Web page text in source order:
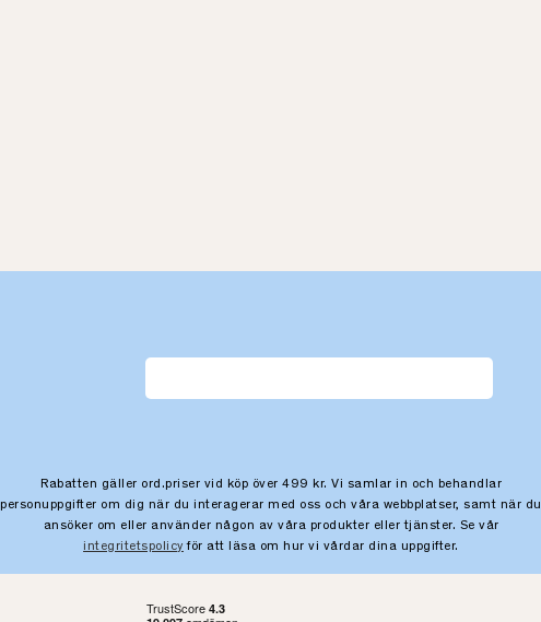
Rabatten gäller ord.priser vid köp över 499 kr. Vi samlar in och behandlar
personuppgifter om dig när du interagerar med oss och våra webbplatser, samt när du
ansöker om eller använder någon av våra produkter eller tjänster. Se vår
integritetspolicy för att läsa om hur vi vårdar dina uppgifter.